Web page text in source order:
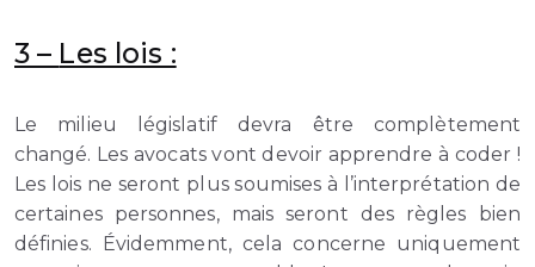
3 – Les lois :
Le milieu législatif devra être complètement
changé. Les avocats vont devoir apprendre à coder !
Les lois ne seront plus soumises à l’interprétation de
certaines personnes, mais seront des règles bien
définies. Évidemment, cela concerne uniquement